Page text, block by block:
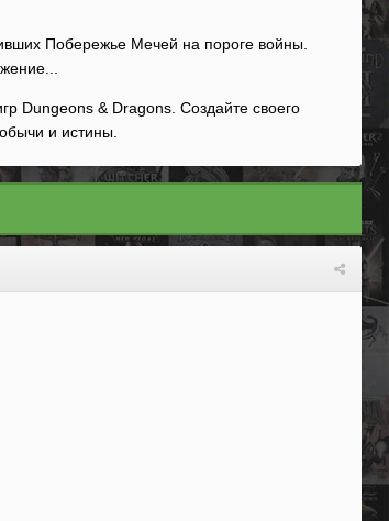
Побережье Мечей на пороге войны.
Dungeons & Dragons. Создайте своего
и истины.